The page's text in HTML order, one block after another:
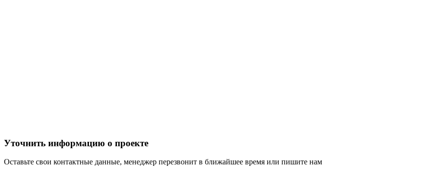
Уточнить информацию о проекте
Оставьте свои контактные данные, менеджер перезвонит в ближайшее время или пишите нам